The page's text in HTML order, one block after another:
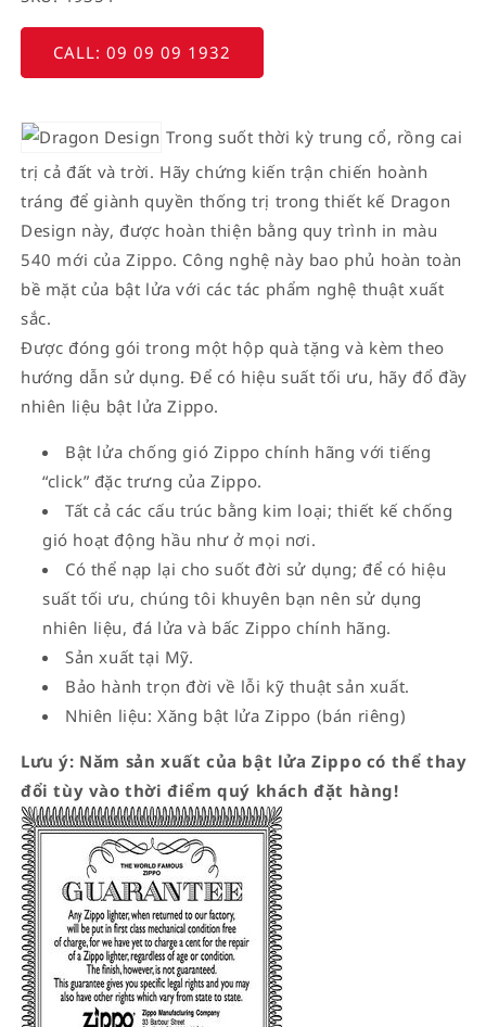
CALL: 09 09 09 1932
Trong suốt thời kỳ trung cổ, rồng cai
trị cả đất và trời. Hãy chứng kiến trận chiến hoành
tráng để giành quyền thống trị trong thiết kế Dragon
Design này, được hoàn thiện bằng quy trình in màu
540 mới của Zippo. Công nghệ này bao phủ hoàn toàn
bề mặt của bật lửa với các tác phẩm nghệ thuật xuất
sắc.
Được đóng gói trong một hộp quà tặng và kèm theo
hướng dẫn sử dụng. Để có hiệu suất tối ưu, hãy đổ đầy
nhiên liệu bật lửa Zippo.
Bật lửa chống gió Zippo chính hãng với tiếng
“click” đặc trưng của Zippo.
Tất cả các cấu trúc bằng kim loại; thiết kế chống
gió hoạt động hầu như ở mọi nơi.
Có thể nạp lại cho suốt đời sử dụng; để có hiệu
suất tối ưu, chúng tôi khuyên bạn nên sử dụng
nhiên liệu, đá lửa và bấc Zippo chính hãng.
Sản xuất tại Mỹ.
Bảo hành trọn đời về lỗi kỹ thuật sản xuất.
Nhiên liệu: Xăng bật lửa Zippo (bán riêng)
Lưu ý: Năm sản xuất của bật lửa Zippo có thể thay
đổi tùy vào thời điểm quý khách đặt hàng!